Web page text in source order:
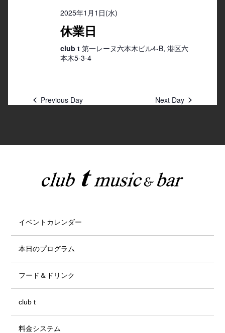
2025年1月1日(水)
休業日
club t 第一レーヌ六本木ビル4-B, 港区六
本木5-3-4
Previous Day Next Day
イベントカレンダー
本日のプログラム
フード＆ドリンク
club t
料金システム